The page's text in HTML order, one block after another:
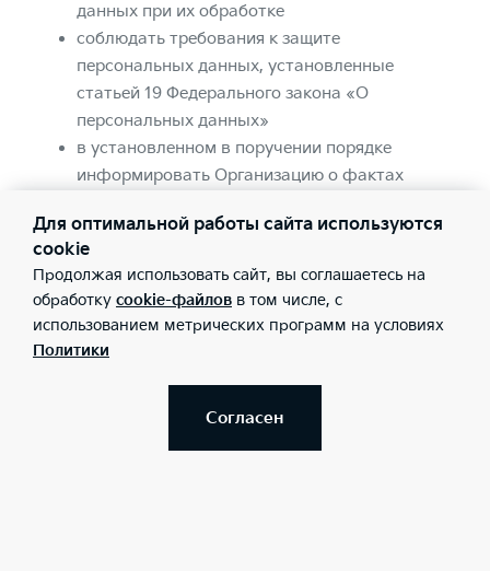
данных при их обработке
соблюдать требования к защите
персональных данных, установленные
статьей 19 Федерального закона «О
персональных данных»
в установленном в поручении порядке
информировать Организацию о фактах
(предоставления, распространения, доступа)
ПДн, повлекшей нарушение прав субъектов
персональных данных
обязательство соблюдать иные условия
обработки и защиты ПДн, которые были
лицам относятся, в частности, дилерские и
сервисные предприятия Kia в России
Для оптимальной работы сайта используются
cookie
Продолжая использовать сайт, вы соглашаетесь на
обработку cookie-файлов в том числе, с
использованием метрических программ на условиях
Политики
Согласен